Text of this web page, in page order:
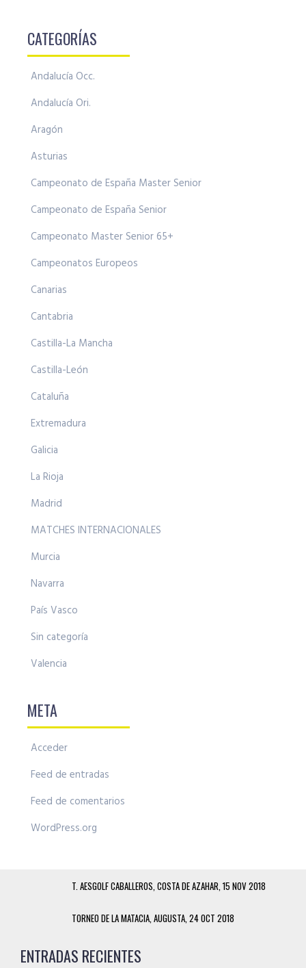
CATEGORÍAS
Andalucía Occ.
Andalucía Ori.
Aragón
Asturias
Campeonato de España Master Senior
Campeonato de España Senior
Campeonato Master Senior 65+
Campeonatos Europeos
Canarias
Cantabria
Castilla-La Mancha
Castilla-León
Cataluña
Extremadura
Galicia
La Rioja
Madrid
MATCHES INTERNACIONALES
Murcia
Navarra
País Vasco
Sin categoría
Valencia
META
Acceder
Feed de entradas
Feed de comentarios
WordPress.org
T. AESGOLF CABALLEROS, COSTA DE AZAHAR, 15 NOV 2018
TORNEO DE LA MATACIA, AUGUSTA, 24 OCT 2018
ENTRADAS RECIENTES